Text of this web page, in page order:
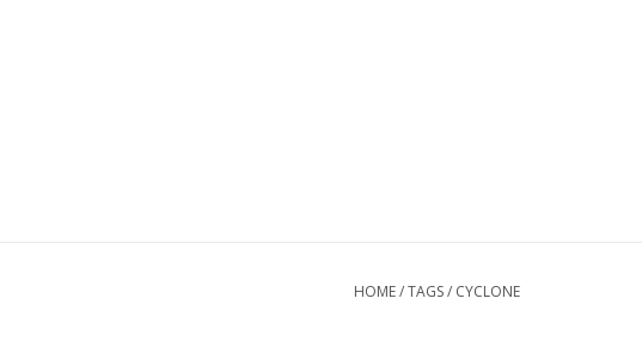
HOME/TAGS/ CYCLONE